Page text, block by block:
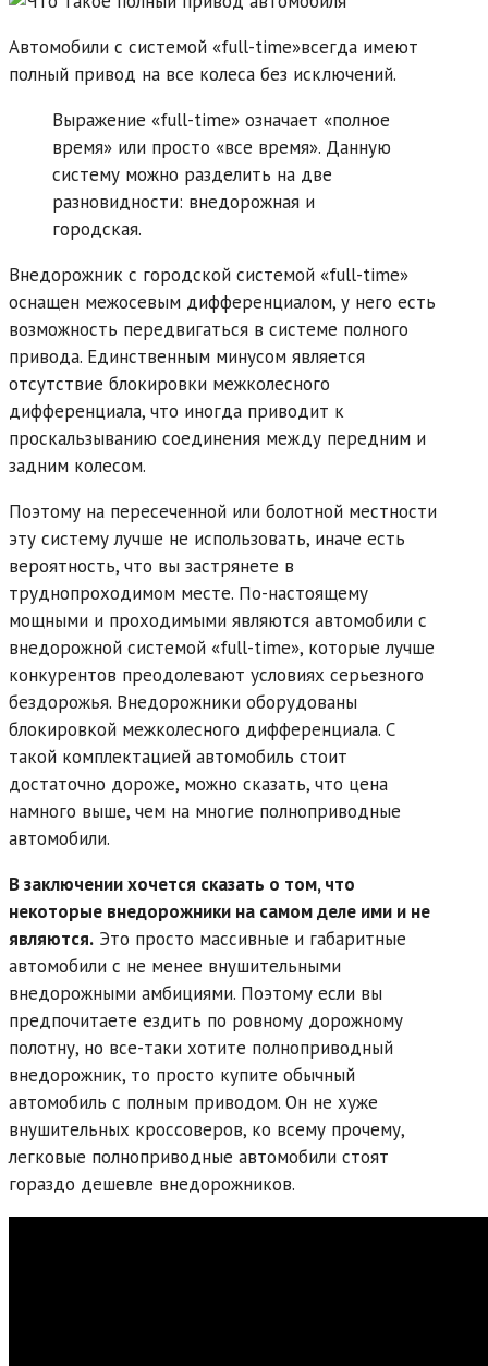
Автомобили с системой «full-time»всегда имеют
полный привод на все колеса без исключений.
Выражение «full-time» означает «полное
время» или просто «все время». Данную
систему можно разделить на две
разновидности: внедорожная и
городская.
Внедорожник с городской системой «full-time»
оснащен межосевым дифференциалом, у него есть
возможность передвигаться в системе полного
привода. Единственным минусом является
отсутствие блокировки межколесного
дифференциала, что иногда приводит к
проскальзыванию соединения между передним и
задним колесом.
Поэтому на пересеченной или болотной местности
эту систему лучше не использовать, иначе есть
вероятность, что вы застрянете в
труднопроходимом месте. По-настоящему
мощными и проходимыми являются автомобили с
внедорожной системой «full-time», которые лучше
конкурентов преодолевают условиях серьезного
бездорожья. Внедорожники оборудованы
блокировкой межколесного дифференциала. С
такой комплектацией автомобиль стоит
достаточно дороже, можно сказать, что цена
намного выше, чем на многие полноприводные
автомобили.
В заключении хочется сказать о том, что
некоторые внедорожники на самом деле ими и не
являются. Это просто массивные и габаритные
автомобили с не менее внушительными
внедорожными амбициями. Поэтому если вы
предпочитаете ездить по ровному дорожному
полотну, но все-таки хотите полноприводный
внедорожник, то просто купите обычный
автомобиль с полным приводом. Он не хуже
внушительных кроссоверов, ко всему прочему,
легковые полноприводные автомобили стоят
гораздо дешевле внедорожников.